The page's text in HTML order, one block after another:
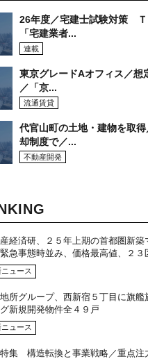
26年度／宅建士試験対策
「宅建業者...
連載
東京グレードAオフィス／想
／「京...
流通賃貸
代官山町の土地・建物を取
却制度で／...
不動産開発
経済研、２５年上期の首都圏新
急事態時並み、価格最高値、２３
ュース
所グループ、西新宿５丁目に旗艦
新規開発物件全４９戸
ュース
集 構造転換と事業戦略／重点注